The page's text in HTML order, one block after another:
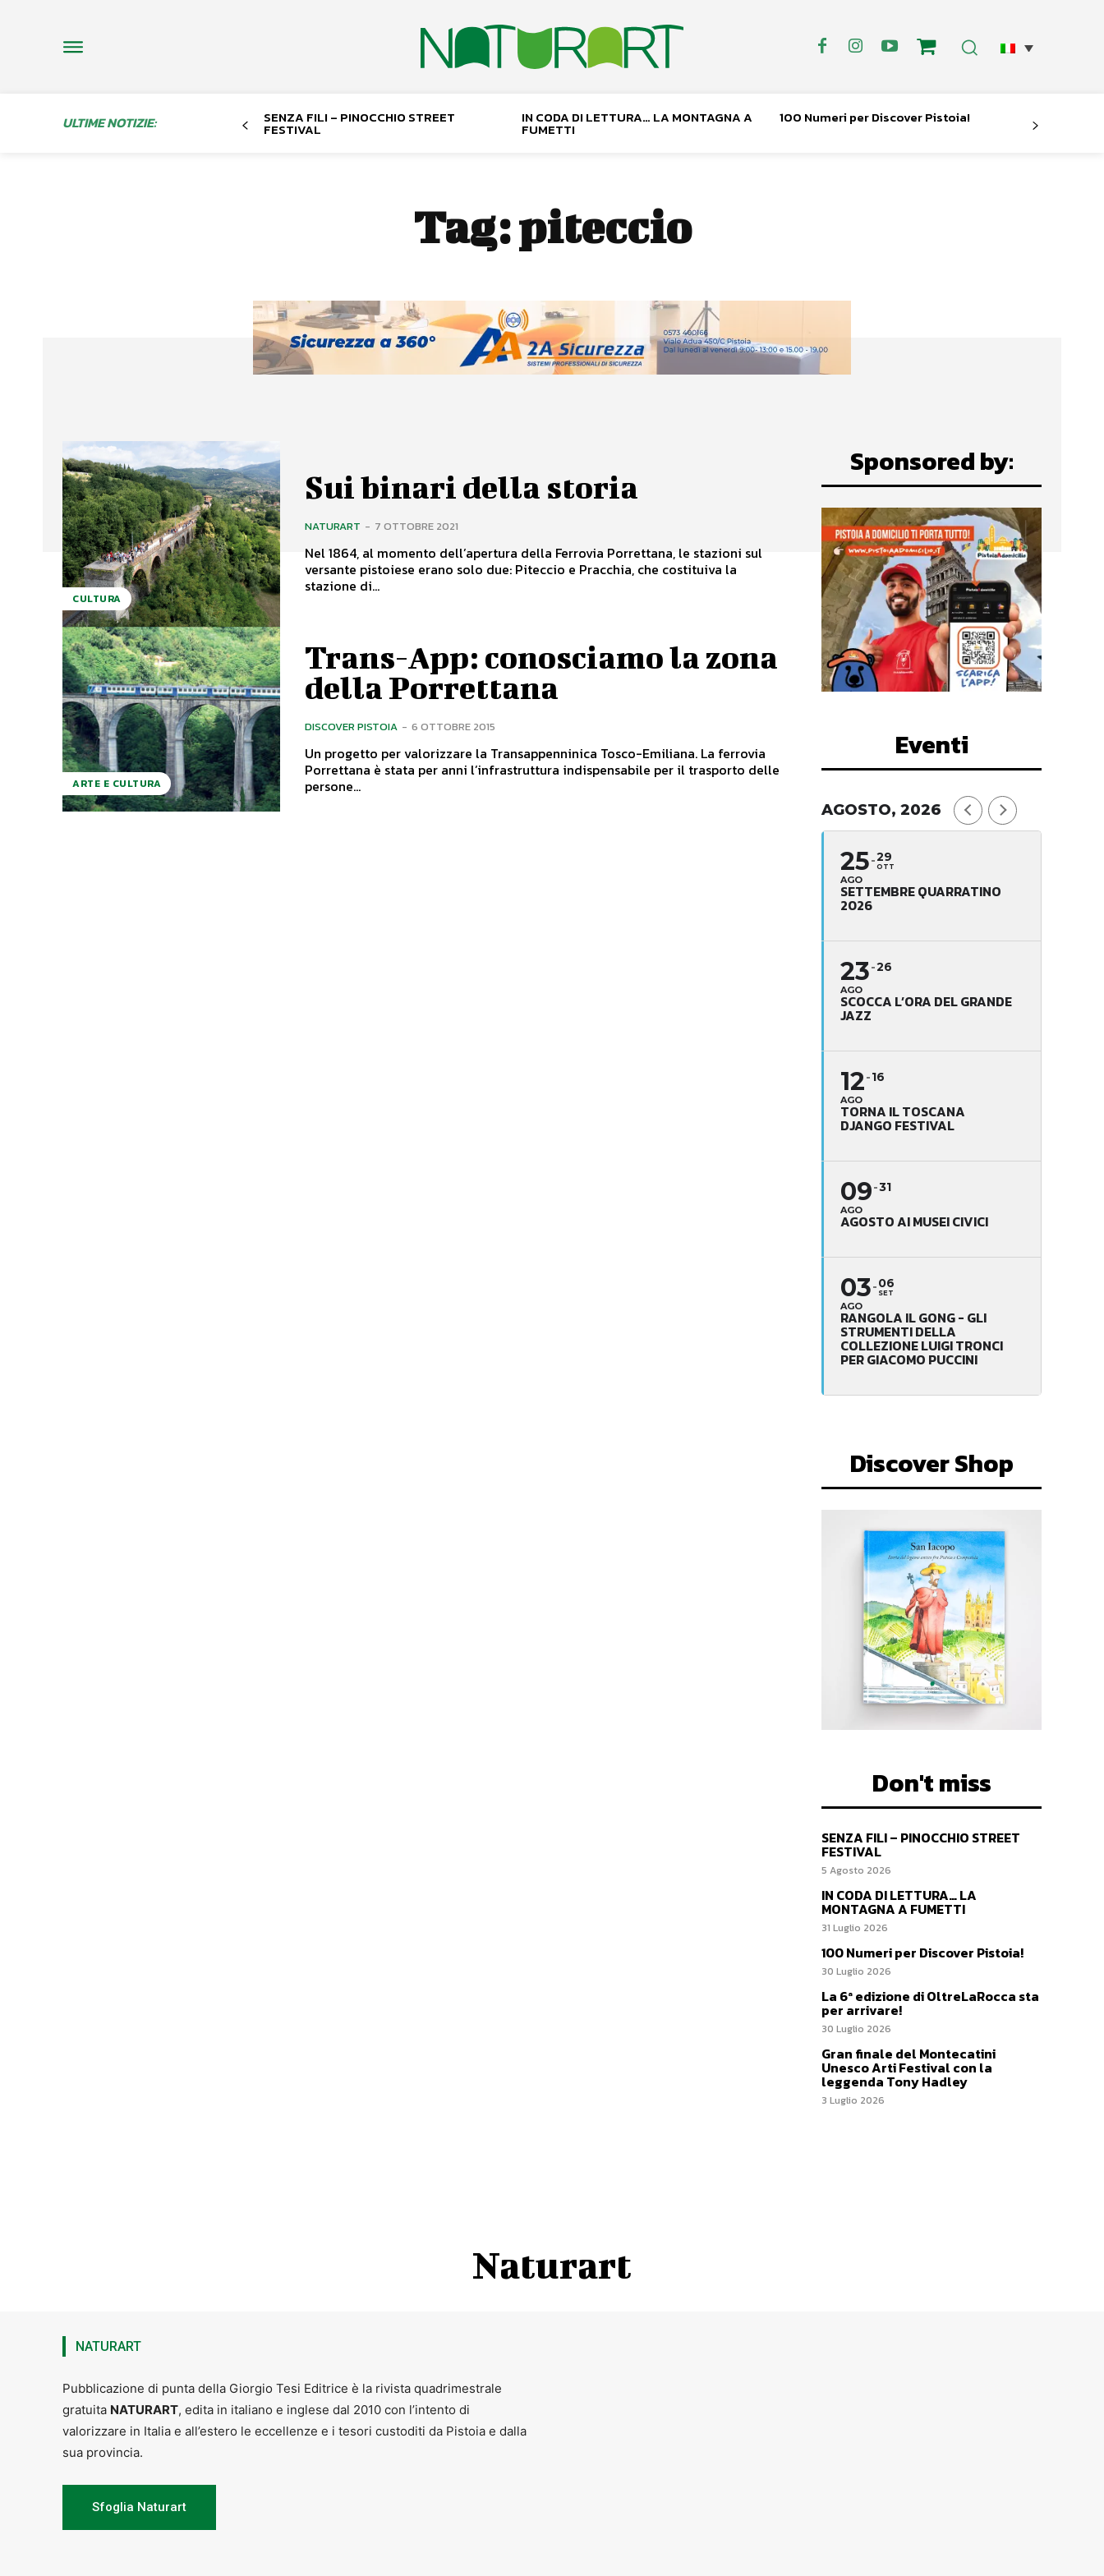
ULTIME NOTIZIE: SENZA FILI – PINOCCHIO STREET
FESTIVAL
IN CODA DI LETTURA… LA MONTAGNA A
FUMETTI
100 Numeri per Discover Pistoia!
Tag:piteccio
CULTURA
Sui binari della storia
NATURART - 7 OTTOBRE 2021
Nel 1864, al momento dell’apertura della Ferrovia Porrettana, le stazioni sul
versante pistoiese erano solo due: Piteccio e Pracchia, che costituiva la
stazione di...
ARTE E CULTURA
Trans-App: conosciamo la zona
della Porrettana
DISCOVER PISTOIA - 6 OTTOBRE 2015
Un progetto per valorizzare la Transappenninica Tosco-Emiliana. La ferrovia
Porrettana è stata per anni l’infrastruttura indispensabile per il trasporto delle
persone...
Sponsored by:
Eventi
AGOSTO, 2026
25
AGO
29
OTT
SETTEMBRE QUARRATINO
2026
23
AGO
26
SCOCCA L’ORA DEL GRANDE
JAZZ
12
AGO
16
TORNA IL TOSCANA
DJANGO FESTIVAL
09
AGO
31
AGOSTO AI MUSEI CIVICI
03
AGO
06
SET
RANGOLA IL GONG - GLI
STRUMENTI DELLA
COLLEZIONE LUIGI TRONCI
PER GIACOMO PUCCINI
Discover Shop
Don't miss
SENZA FILI – PINOCCHIO STREET
FESTIVAL
5 Agosto 2026
IN CODA DI LETTURA… LA
MONTAGNA A FUMETTI
31 Luglio 2026
100 Numeri per Discover Pistoia!
30 Luglio 2026
La 6ª edizione di OltreLaRocca sta
per arrivare!
30 Luglio 2026
Gran finale del Montecatini
Unesco Arti Festival con la
leggenda Tony Hadley
3 Luglio 2026
Naturart
NATURART
Pubblicazione di punta della Giorgio Tesi Editrice è la rivista quadrimestrale
gratuita NATURART, edita in italiano e inglese dal 2010 con l’intento di
valorizzare in Italia e all’estero le eccellenze e i tesori custoditi da Pistoia e dalla
sua provincia.
Sfoglia Naturart